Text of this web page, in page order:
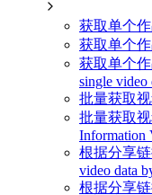
获取单个作
获取单个作
获取单个
single video
批量获取视
批量获取
Information
根据分享
video data
根据分享